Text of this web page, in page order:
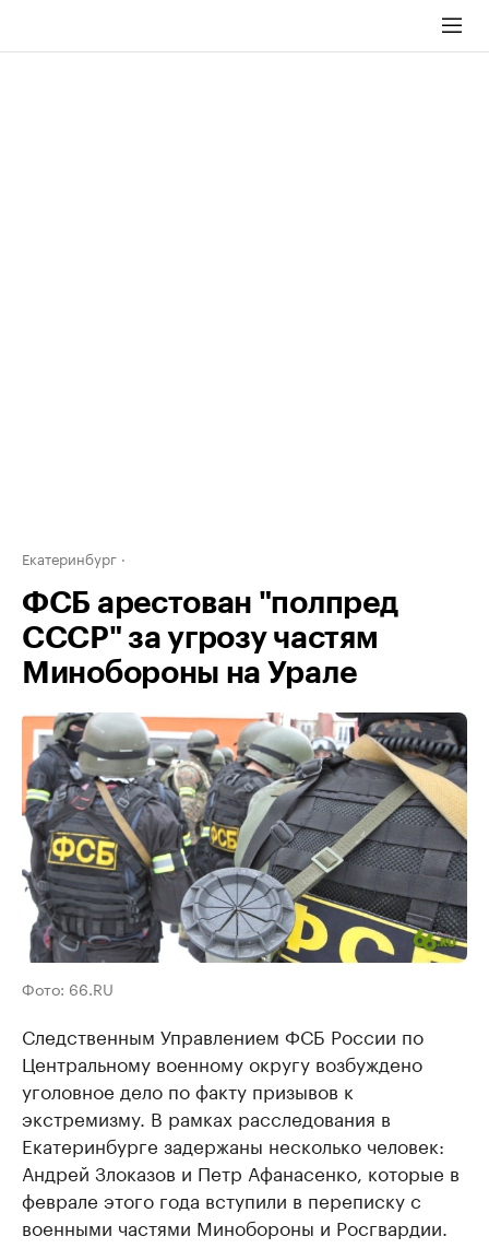
Екатеринбург
ФСБ арестован "полпред
СССР" за угрозу частям
Минобороны на Урале
Фото: 66.RU
Следственным Управлением ФСБ России по
Центральному военному округу возбуждено
уголовное дело по факту призывов к
экстремизму. В рамках расследования в
Екатеринбурге задержаны несколько человек:
Андрей Злоказов и Петр Афанасенко, которые в
феврале этого года вступили в переписку ​с
военными частями Минобороны и Росгвардии.